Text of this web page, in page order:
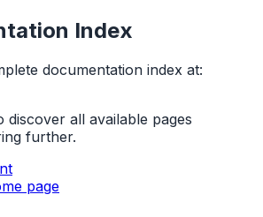
Index
documentation index at:
discover all available pages
further.
page